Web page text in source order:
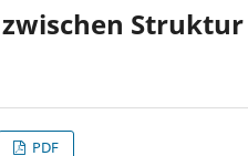
Struktur
PDF